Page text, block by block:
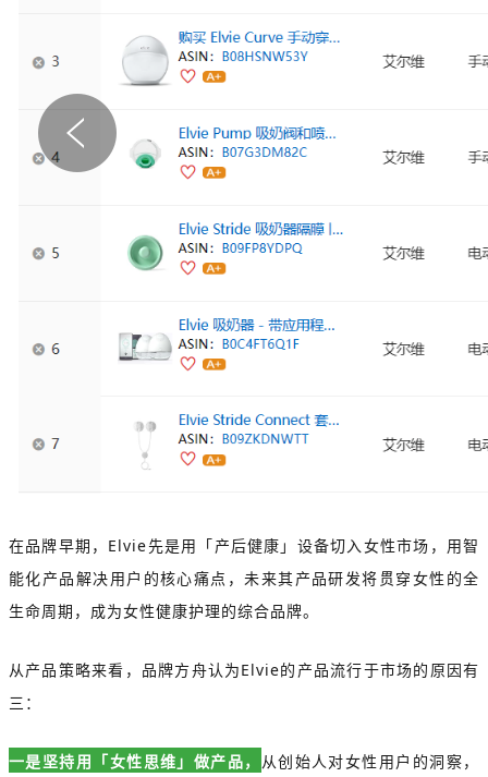
在品牌早期，Elvie先是用「产后健康」设备切入女性市场，用智
能化产品解决用户的核心痛点，未来其产品研发将贯穿女性的全
生命周期，成为女性健康护理的综合品牌。
从产品策略来看，品牌方舟认为Elvie的产品流行于市场的原因有
三：
一是坚持用「女性思维」做产品， 从创始人对女性用户的洞察，